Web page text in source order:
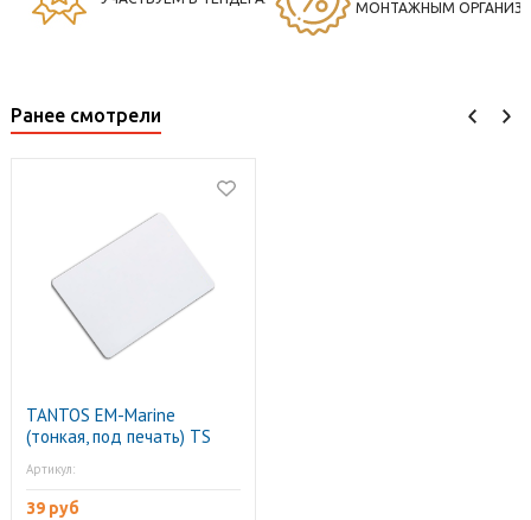
МОНТАЖНЫМ
Ранее смотрели
TANTOS EM-Marine
(тонкая, под печать) TS
Артикул:
39 руб